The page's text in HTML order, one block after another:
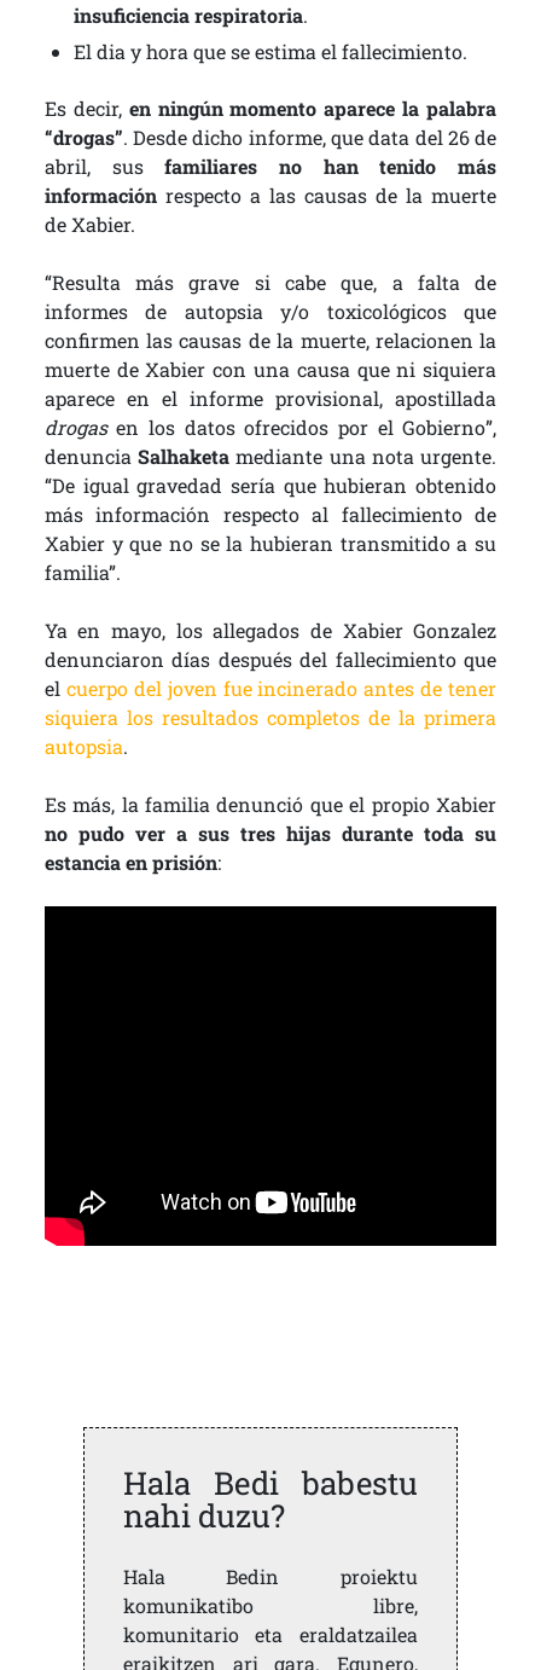
insuficiencia respiratoria.
El dia y hora que se estima el fallecimiento.
Es decir, en ningún momento aparece la palabra
“drogas”. Desde dicho informe, que data del 26 de
abril, susfamiliares no han tenido más
informaciónrespecto a las causas de la muerte
de Xabier.
“Resulta más grave si cabe que, a falta de
informes de autopsia y/o toxicológicos que
confirmen las causas de la muerte, relacionen la
muerte de Xabier con una causa que ni siquiera
aparece en el informe provisional, apostillada
drogasen los datos ofrecidos por el Gobierno”,
denunciaSalhaketa mediante una nota urgente.
“De igual gravedad sería que hubieran obtenido
más información respecto al fallecimiento de
Xabier y que no se la hubieran transmitido a su
familia”.
Ya en mayo, los allegados de Xabier Gonzalez
denunciaron días después del fallecimiento que
el cuerpo del joven fue incinerado antes de tener
siquiera los resultados completos de la primera
autopsia.
Es más, la familia denunció que el propio Xabier
no pudo ver a sus tres hijas durante toda su
estancia en prisión:
Hala Bedi babestu
nahi duzu?
Hala Bedin proiektu
komunikatibo libre,
komunitario eta eraldatzailea
eraikitzen ari gara. Egunero,